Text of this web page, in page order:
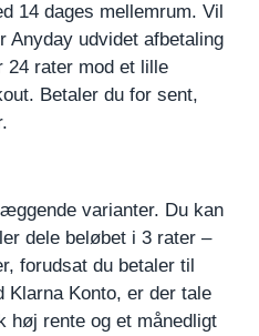
14 dages mellemrum. Vil
Anyday udvidet afbetaling
24 rater mod et lille
Betaler du for sent,
varianter. Du kan
dele beløbet i 3 rater –
forudsat du betaler til
Konto, er der tale
høj rente og et månedligt